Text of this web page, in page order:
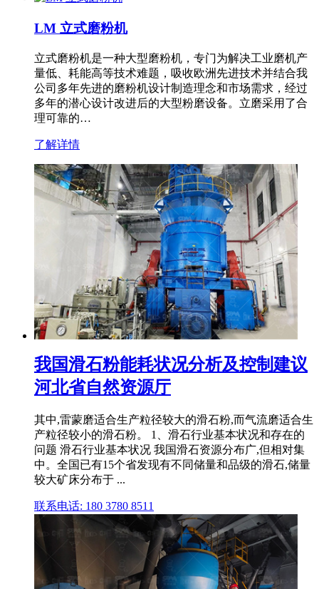
LM 立式磨粉机
立式磨粉机是一种大型磨粉机，专门为解决工业磨机产
量低、耗能高等技术难题，吸收欧洲先进技术并结合我
公司多年先进的磨粉机设计制造理念和市场需求，经过
多年的潜心设计改进后的大型粉磨设备。立磨采用了合
理可靠的…
了解详情
我国滑石粉能耗状况分析及控制建议
河北省自然资源厅
其中,雷蒙磨适合生产粒径较大的滑石粉,而气流磨适合生
产粒径较小的滑石粉。 1、滑石行业基本状况和存在的
问题 滑石行业基本状况 我国滑石资源分布广,但相对集
中。全国已有15个省发现有不同储量和品级的滑石,储量
较大矿床分布于 ...
联系电话: 180 3780 8511